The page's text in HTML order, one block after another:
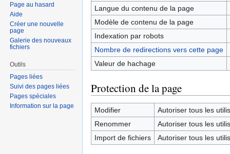
Langue du contenu de la page
Modèle de contenu de la page
Indexation par robots
Nombre de redirections vers cette page
Valeur de hachage
Protection de la page
Modifier
Autoriser tous les
Renommer
Autoriser tous les
Import de fichiers
Autoriser tous les
Page au hasard
Aide
Créer une nouvelle
page
Galerie des nouveaux
fichiers
Outils
Pages liées
Suivi des pages liées
Pages spéciales
Information sur la page